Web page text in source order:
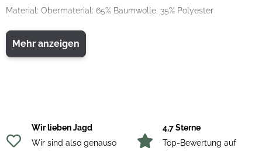
Material: Obermaterial: 65% Baumwolle, 35% Polyester
Mehr anzeigen
Wir lieben Jagd
Wir sind also genauso
4,7 Sterne
Top-Bewertung auf